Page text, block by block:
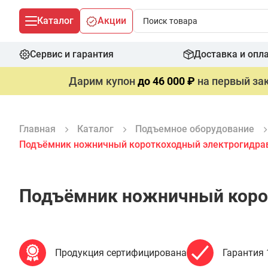
Каталог Акции
Сервис и гарантия Доставка и
Дарим купондо 46 000 ₽ на первый
Главная Каталог Подъемное оборудование
Подъёмник ножничный короткоходный
Подъёмник ножничный
Продукция сертифицирована Гарантия